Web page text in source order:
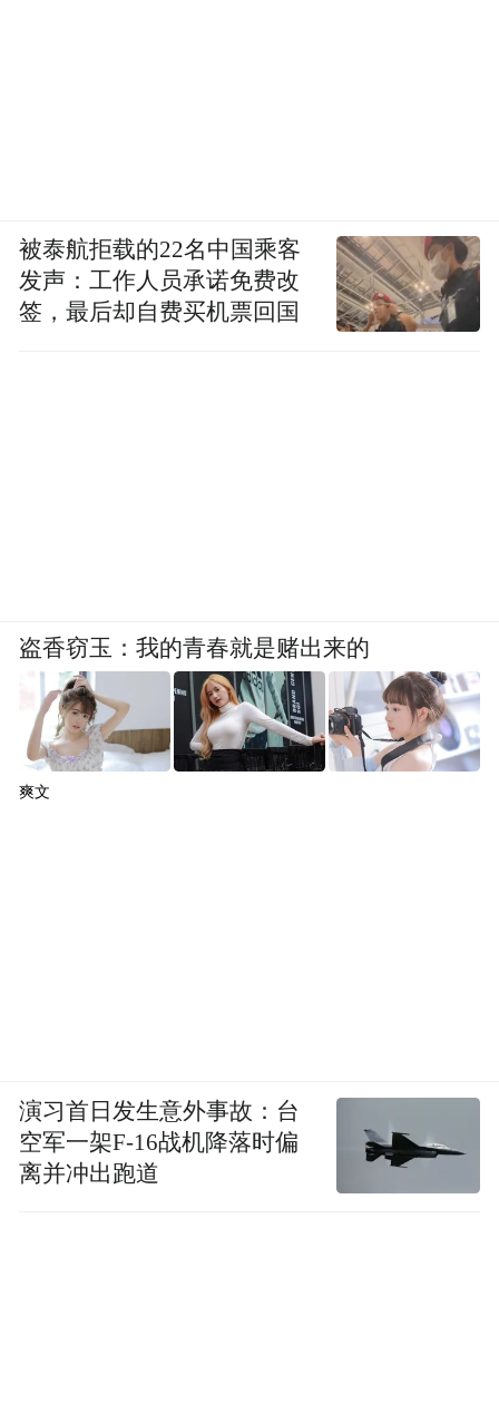
被泰航拒载的22名中国乘客
发声：工作人员承诺免费改
签，最后却自费买机票回国
盗香窃玉：我的青春就是赌出来的
爽文
演习首日发生意外事故：台
空军一架F-16战机降落时偏
离并冲出跑道